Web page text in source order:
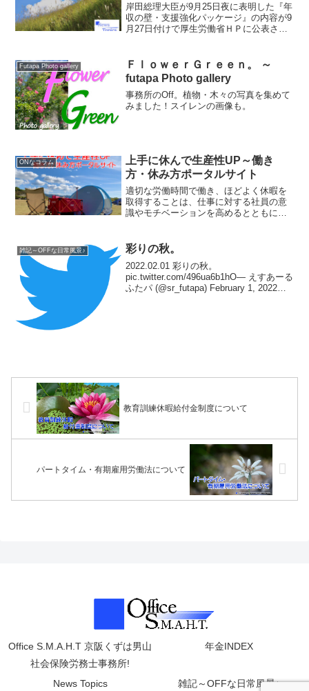
岸田総理大臣が9月25日夜に表明した『年
収の壁・支援強化パッケージ』の内容が9
月27日付けで厚生労働省ＨＰに公表され
Futapa Photo gallery
ＦｌｏｗｅｒＧｒｅｅｎ。 ～
futapa Photo gallery
事務所のOff。植物・木々の写真を集めて
みました！スイレンの画像も。
ONなコラム
上手に休んで生産性UP～働き
方・休み方ポータルサイト
適切な労働時間で働き、ほどよく休暇を
取得することは、仕事に対する社員の意
識やモチベーションを高めるとともに、
雑記～OFFな日常風景♪ 彩りの秋。
2022.02.01 彩りの秋。
pic.twitter.com/496ua6b1hO— えすあーる
ふたパ (@sr_futapa) February 1, 2022
教育訓練休暇給付金制度について
パートタイム・有期雇用労働法について
Office S.M.A.H.T 京阪くずは男山
社会保険労務士事務所!
年金INDEX
News Topics 雑記～OFFな日常風景♪